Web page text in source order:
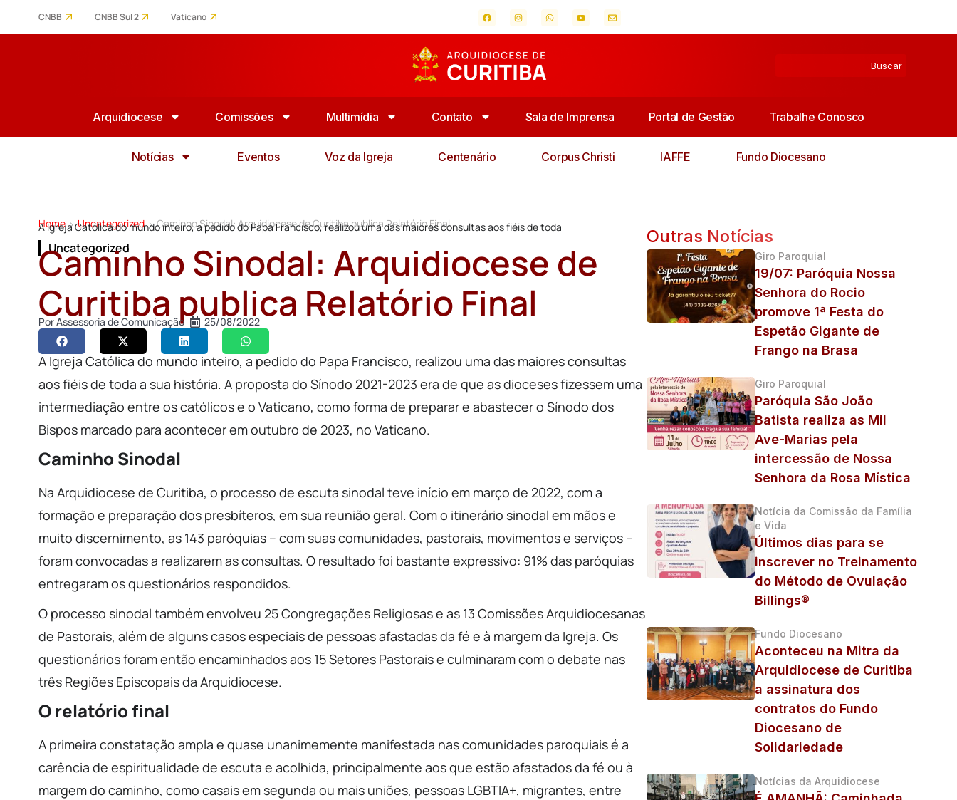
CNBB CNBB Sul 2 Vaticano
Arquidiocese Comissões Multimídia Contato Sala de Imprensa Portal de Gestão Trabalhe Conosco
Notícias Eventos Voz da Igreja Centenário Corpus Christi IAFFE Fundo Diocesano
Home > Uncategorized > Caminho Sinodal: Arquidiocese de Curitiba publica Relatório Final
A Igreja Católica do mundo inteiro, a pedido do Papa Francisco, realizou uma das maiores consultas aos fiéis de toda
Uncategorized
Caminho Sinodal: Arquidiocese de
Curitiba publica Relatório Final
PorAssessoria de Comunicação 25/08/2022
A Igreja Católica do mundo inteiro, a pedido do Papa Francisco, realizou uma das maiores consultas
aos fiéis de toda a sua história. A proposta do Sínodo 2021-2023 era de que as dioceses fizessem uma
intermediação entre os católicos e o Vaticano, como forma de preparar e abastecer o Sínodo dos
Bispos marcado para acontecer em outubro de 2023, no Vaticano.
Caminho Sinodal
Na Arquidiocese de Curitiba, o processo de escuta sinodal teve início em março de 2022, com a
formação e preparação dos presbíteros, em sua reunião geral. Com o itinerário sinodal em mãos e
muito discernimento, as 143 paróquias – com suas comunidades, pastorais, movimentos e serviços –
foram convocadas a realizarem as consultas. O resultado foi bastante expressivo: 91% das paróquias
entregaram os questionários respondidos.
O processo sinodal também envolveu 25 Congregações Religiosas e as 13 Comissões Arquidiocesanas
de Pastorais, além de alguns casos especiais de pessoas afastadas da fé e à margem da Igreja. Os
questionários foram então encaminhados aos 15 Setores Pastorais e culminaram com o debate nas
três Regiões Episcopais da Arquidiocese.
O relatório final
A primeira constatação ampla e quase unanimemente manifestada nas comunidades paroquiais é a
carência de espiritualidade de escuta e acolhida, principalmente aos que estão afastados da fé ou à
margem do caminho, como casais em segunda ou mais uniões, pessoas LGBTIA+, migrantes, entre
Outras Notícias
Giro Paroquial
19/07: Paróquia Nossa
Senhora do Rocio
promove 1ª Festa do
Espetão Gigante de
Frango na Brasa
Giro Paroquial
Paróquia São João
Batista realiza as Mil
Ave-Marias pela
intercessão de Nossa
Senhora da Rosa Mística
Notícia da Comissão da Família
e Vida
Últimos dias para se
inscrever no Treinamento
do Método de Ovulação
Billings®
Fundo Diocesano
Aconteceu na Mitra da
Arquidiocese de Curitiba
a assinatura dos
contratos do Fundo
Diocesano de
Solidariedade
Notícias da Arquidiocese